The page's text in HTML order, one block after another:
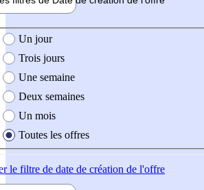
création de l'offre
Un jour
Trois jours
Une semaine
Deux semaines
Un mois
Toutes les offres
le filtre de date de création de l'offre